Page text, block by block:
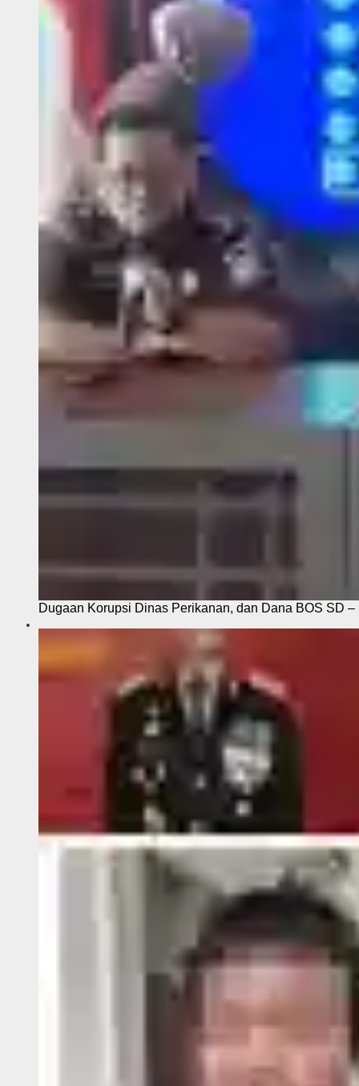
Dugaan Korupsi Dinas Perikanan, dan Dana BOS SD